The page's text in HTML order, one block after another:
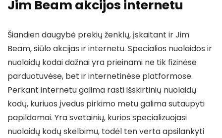
Jim Beam akcijos internetu
Šiandien daugybė prekių ženklų, įskaitant ir Jim
Beam, siūlo akcijas ir internetu. Specialios nuolaidos ir
nuolaidų kodai dažnai yra prieinami ne tik fizinėse
parduotuvėse, bet ir internetinėse platformose.
Perkant internetu galima rasti išskirtinių nuolaidų
kodų, kuriuos įvedus pirkimo metu galima sutaupyti
papildomai. Yra svetainių, kurios specializuojasi
nuolaidų kodų skelbimu, todėl ten verta apsilankyti